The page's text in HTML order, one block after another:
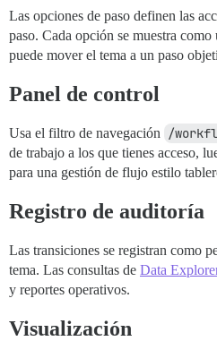
Las opciones de paso definen las
paso. Cada opción se muestra
puede mover el tema a un paso
Panel de control
Usa el filtro de navegación /
de trabajo a los que tienes acceso,
para una gestión de flujo estilo
Registro de auditoría
Las transiciones se registran como
tema. Las consultas de Data
y reportes operativos.
Visualización